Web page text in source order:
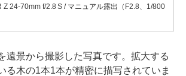
Z 24-70mm f/2.8 S / マニュアル露出（F2.8、1/800
遠景から撮影した写真です。拡大する
る木の1本1本が精密に描写されていま